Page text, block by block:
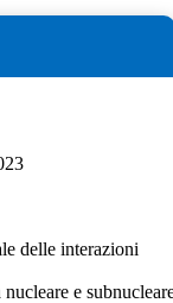
delle interazioni
e